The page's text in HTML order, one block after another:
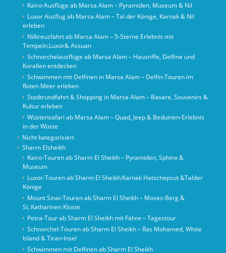
Kairo-Ausflüge ab Marsa Alam – Pyramiden, Museum & Nil
Luxor Ausflug ab Marsa Alam – Tal der Könige, Karnak & Nil
erleben
Nilkreuzfahrt ab Marsa Alam – 5-Sterne Erlebnis mit
Tempeln,Luxor& Assuan
Schnorchelausflüge ab Marsa Alam – Hausriffe, Delfine und
Korallen entdecken
Schwimmen mit Delfinen in Marsa Alam – Delfin-Touren im
Roten Meer erleben
Stadtrundfahrt & Shopping in Marsa Alam – Basare, Souvenirs &
Kultur erleben
Wüstensafari ab Marsa Alam – Quad, Jeep & Beduinen-Erlebnis
in der Wüste
Nicht kategorisiert
Sharm Elsheikh
Kairo‑Touren ab Sharm El Sheikh – Pyramiden, Sphinx &
Museum
Luxor-Touren ab Sharm El Sheikh:Karnak Hatschepsut &Talder
Könige
Mount Sinai‑Touren ab Sharm El Sheikh – Moses‑Berg &
St. Katharinen Kloste
Petra-Tour ab Sharm El Sheikh mit Fähre – Tagestour
Schnorchel‑Touren ab Sharm El Sheikh – Ras Mohamed, White
Island & Tiran‑Insel
Schwimmen mit Delfinen ab Sharm El Sheikh